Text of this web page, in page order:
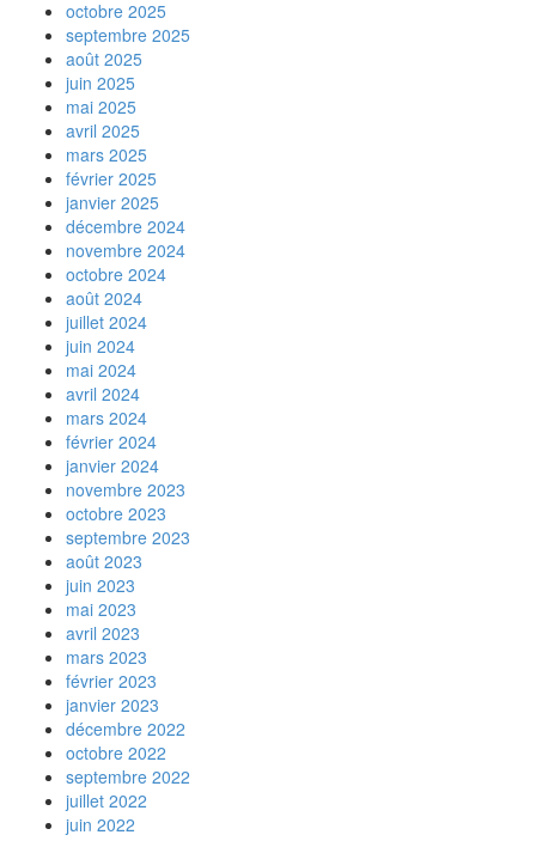
octobre 2025
septembre 2025
août 2025
juin 2025
mai 2025
avril 2025
mars 2025
février 2025
janvier 2025
décembre 2024
novembre 2024
octobre 2024
août 2024
juillet 2024
juin 2024
mai 2024
avril 2024
mars 2024
février 2024
janvier 2024
novembre 2023
octobre 2023
septembre 2023
août 2023
juin 2023
mai 2023
avril 2023
mars 2023
février 2023
janvier 2023
décembre 2022
octobre 2022
septembre 2022
juillet 2022
juin 2022